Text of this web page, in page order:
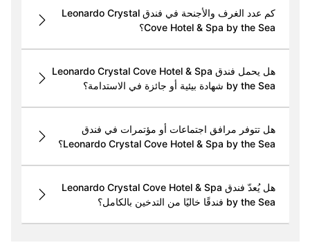
كم عدد الغرف والأجنحة في فندق Leonardo Crystal
Cove Hotel & Spa by the Sea؟
هل يحمل فندق Leonardo Crystal Cove Hotel & Spa
by the Sea شهادة بيئية أو جائزة في الاستدامة؟
هل تتوفر مرافق اجتماعات أو مؤتمرات في فندق
Leonardo Crystal Cove Hotel & Spa by the Sea؟
هل يُعدّ فندق Leonardo Crystal Cove Hotel & Spa
by the Sea فندقًا خاليًا من التدخين بالكامل؟